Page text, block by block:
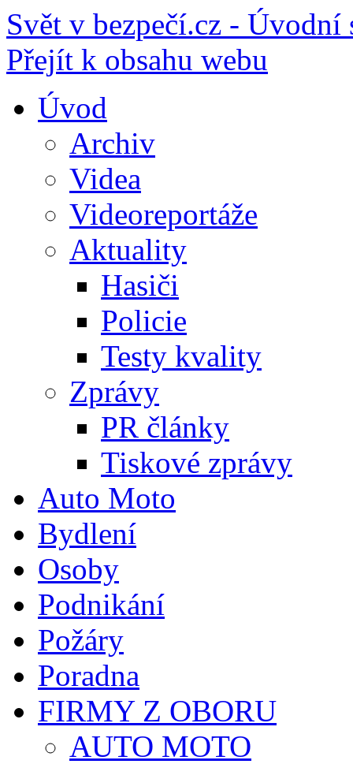
Svět v bezpečí.cz - Úvodní
Přejít k obsahu webu
Úvod
Archiv
Videa
Videoreportáže
Aktuality
Hasiči
Policie
Testy kvality
Zprávy
PR články
Tiskové zprávy
Auto Moto
Bydlení
Osoby
Podnikání
Požáry
Poradna
FIRMY Z OBORU
AUTO MOTO